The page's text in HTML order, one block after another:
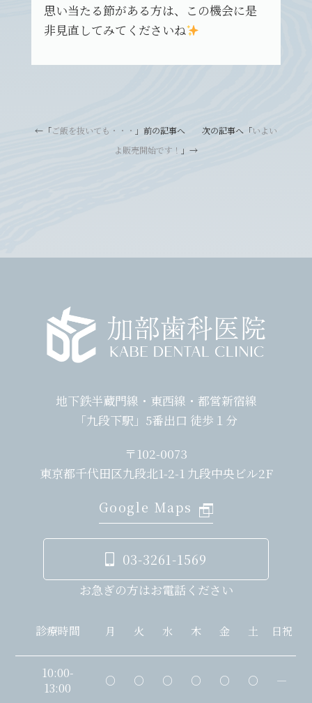
思い当たる節がある方は、この機会に是
非見直してみてくださいね
←「ご飯を抜いても・・・ 」前の記事へ 次の記事へ「いよい
よ販売開始です！ 」→
地下鉄半蔵門線・東西線・都営新宿線
「九段下駅」5番出口 徒歩１分
〒102-0073
東京都千代田区九段北1-2-1 九段中央ビル2F
Google Maps
03-3261-1569
お急ぎの方はお電話ください
診療時間 月 火 水 木 金 土 日祝
10:00-
13:00
○ ○ ○ ○ ○ ○ ―